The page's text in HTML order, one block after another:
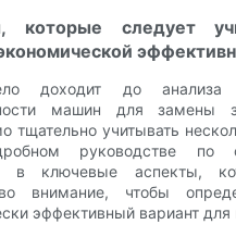
которые следует
доходит до анализа
машин для замены
тщательно учитывать
руководстве по
в ключевые аспекты,
внимание, чтобы
эффективный вариант для